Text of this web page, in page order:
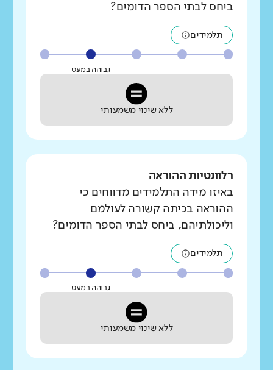
ביחס לבתי הספר הדומים?
תלמידים
גבוהה במעט
ללא שינוי משמעותי
רלוונטיות ההוראה
באיזו מידה התלמידים מדווחים כי
ההוראה בכיתה קשורה לעולמם
וליכולתיהם, ביחס לבתי הספר הדומים?
תלמידים
גבוהה במעט
ללא שינוי משמעותי